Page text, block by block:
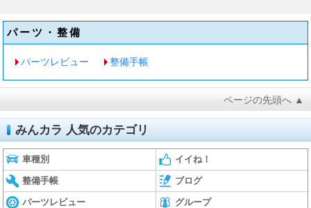
パーツ・整備
パーツレビュー 整備手帳
ページの先頭へ ▲
みんカラ 人気のカテゴリ
車種別 イイね！
整備手帳 ブログ
パーツレビュー グループ